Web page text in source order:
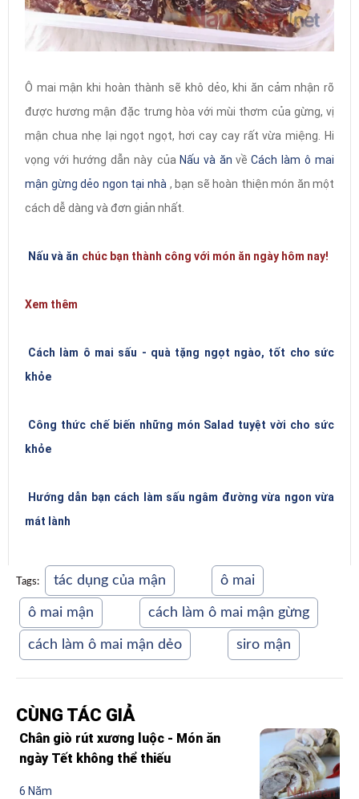
Ô mai mận khi hoàn thành sẽ khô dẻo, khi ăn cảm nhận rõ
được hương mận đặc trưng hòa với mùi thơm của gừng, vị
mận chua nhẹ lại ngọt ngọt, hơi cay cay rất vừa miệng. Hi
vọng với hướng dẫn này của Nấu và ăn về Cách làm ô mai
mận gừng dẻo ngon tại nhà , bạn sẽ hoàn thiện món ăn một
cách dễ dàng và đơn giản nhất.
Nấu và ăn chúc bạn thành công với món ăn ngày hôm nay!
Xem thêm
Cách làm ô mai sấu - quà tặng ngọt ngào, tốt cho sức
khỏe
Công thức chế biến những món Salad tuyệt vời cho sức
khỏe
Hướng dẫn bạn cách làm sấu ngâm đường vừa ngon vừa
mát lành
Tags: tác dụng của mận ô mai
ô mai mận cách làm ô mai mận gừng
cách làm ô mai mận dẻo siro mận
CÙNG TÁC GIẢ
Chân giò rút xương luộc - Món ăn
ngày Tết không thể thiếu
6 Năm